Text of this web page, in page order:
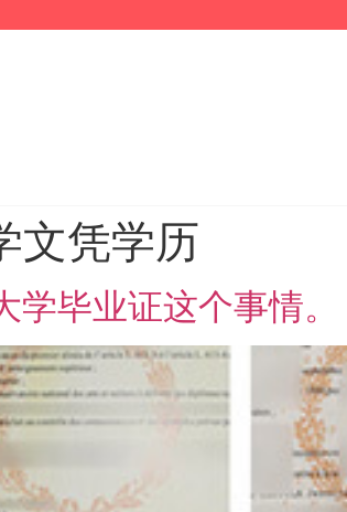
文凭学历
毕业证这个事情。